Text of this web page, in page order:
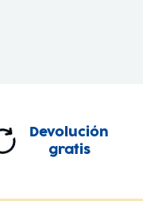
Devolución
gratis